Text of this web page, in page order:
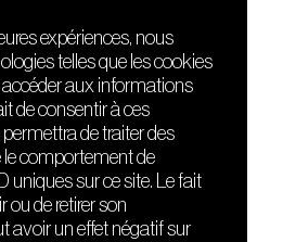
FRIENDS
Nuits sonores
HEAT
Hôtel71
La Gaîté Lyrique
expériences, nous
telles que les cookies
aux informations
de consentir à ces
de traiter des
le comportement de
uniques sur ce site. Le fait
ou de retirer son
avoir un effet négatif sur